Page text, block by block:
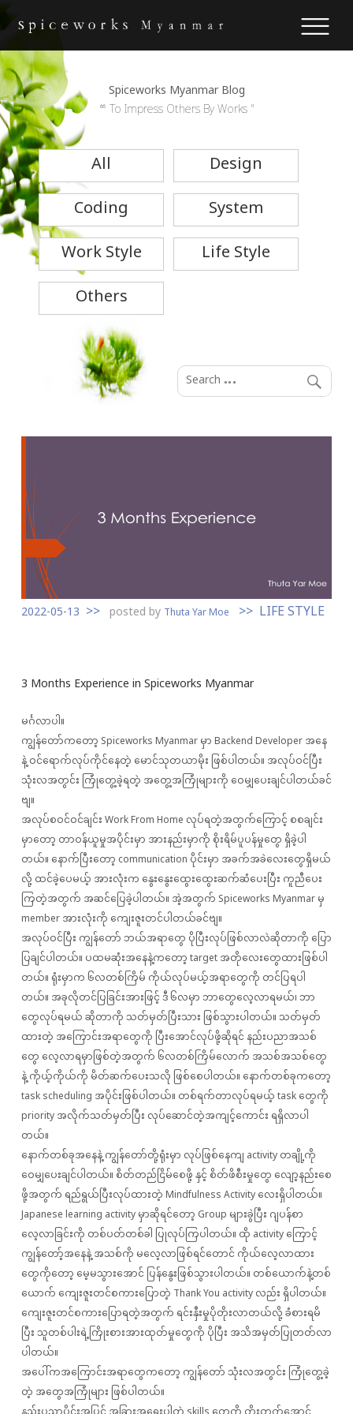
Spiceworks Myanmar Blog
“ To Impress Others By Works "
All
Design
Coding
System
Work Style
Life Style
Others
2022-05-13 posted byThuta Yar Moe LIFE STYLE
3 Months Experience in Spiceworks Myanmar
မင်္ဂလာပါ။
ကျွန်တော်ကတော့ Spiceworks Myanmar မှာ Backend Developer အနေ
နဲ့ ဝင်ရောက်လုပ်ကိုင်နေတဲ့ မောင်သုတယာမိုး ဖြစ်ပါတယ်။ အလုပ်ဝင်ပြီး
သုံးလအတွင်း ကြုံတွေ့ခဲ့ရတဲ့ အတွေ့အကြုံများကို ဝေမျှပေးချင်ပါတယ်ခင်
ဗျ။
အလုပ်စဝင်ဝင်ချင်း Work From Home လုပ်ရတဲ့အတွက်ကြောင့် စစချင်း
မှာတော့ တာဝန်ယူမှုအပိုင်းမှာ အားနည်းမှာကို စိုးရိမ်ပူပန်မှုတွေ ရှိခဲ့ပါ
တယ်။ နောက်ပြီးတော့ communication ပိုင်းမှာ အခက်အခဲလေးတွေရှိမယ်
လို့ ထင်ခဲ့ပေမယ့် အားလုံးက နွေးနွေးထွေးထွေးဆက်ဆံပေးပြီး ကူညီပေး
ကြတဲ့အတွက် အဆင်ပြေခဲ့ပါတယ်။ အဲ့အတွက် Spiceworks Myanmar မှ
member အားလုံးကို ကျေးဇူးတင်ပါတယ်ခင်ဗျ။
အလုပ်ဝင်ပြီး ကျွန်တော် ဘယ်အရာတွေ ပိုပြီးလုပ်ဖြစ်လာလဲဆိုတာကို ပြော
ပြချင်ပါတယ်။ ပထမဆုံးအနေနဲ့ကတော့ target အတိုလေးတွေထားဖြစ်ပါ
တယ်။ ရုံးမှာက ၆လတစ်ကြိမ် ကိုယ်လုပ်မယ့်အရာတွေကို တင်ပြရပါ
တယ်။ အခုလိုတင်ပြခြင်းအားဖြင့် ဒီ ၆လမှာ ဘာတွေလေ့လာရမယ်၊ ဘာ
တွေလုပ်ရမယ် ဆိုတာကို သတ်မှတ်ပြီးသား ဖြစ်သွားပါတယ်။ သတ်မှတ်
ထားတဲ့ အကြောင်းအရာတွေကို ပြီးအောင်လုပ်ဖို့ဆိုရင် နည်းပညာအသစ်
တွေ လေ့လာရမှာဖြစ်တဲ့အတွက် ၆လတစ်ကြိမ်လောက် အသစ်အသစ်တွေ
နဲ့ ကိုယ့်ကိုယ်ကို မိတ်ဆက်ပေးသလို ဖြစ်စေပါတယ်။ နောက်တစ်ခုကတော့
task scheduling အပိုင်းဖြစ်ပါတယ်။ တစ်ရက်တာလုပ်ရမယ့် task တွေကို
priority အလိုက်သတ်မှတ်ပြီး လုပ်ဆောင်တဲ့အကျင့်ကောင်း ရရှိလာပါ
တယ်။
နောက်တစ်ခုအနေနဲ့ ကျွန်တော်တို့ရုံးမှာ လုပ်ဖြစ်နေကျ activity တချို့ကို
ဝေမျှပေးချင်ပါတယ်။ စိတ်တည်ငြိမ်စေဖို့ နှင့် စိတ်ဖိစီးမှုတွေ လျော့နည်းစေ
ဖို့အတွက် ရည်ရွယ်ပြီးလုပ်ထားတဲ့ Mindfulness Activity လေးရှိပါတယ်။
Japanese learning activity မှာဆိုရင်တော့ Group များခွဲပြီး ဂျပန်စာ
လေ့လာခြင်းကို တစ်ပတ်တစ်ခါ ပြုလုပ်ကြပါတယ်။ ထို activity ကြောင့်
ကျွန်တော့်အနေနဲ့ အသစ်ကို မလေ့လာဖြစ်ရင်တောင် ကိုယ်လေ့လာထား
တွေကိုတော့ မေ့မသွားအောင် ပြန်နွေးဖြစ်သွားပါတယ်။ တစ်ယောက်နဲ့တစ်
ယောက် ကျေးဇူးတင်စကားပြောတဲ့ Thank You activity လည်း ရှိပါတယ်။
ကျေးဇူးတင်စကားပြောရတဲ့အတွက် ရင်းနှီးမှုပိုတိုးလာတယ်လို့ ခံစားရမိ
ပြီး သူတစ်ပါးရဲ့ကြိုးစားအားထုတ်မှုတွေကို ပိုပြီး အသိအမှတ်ပြုတတ်လာ
ပါတယ်။
အပေါ်ကအကြောင်းအရာတွေကတော့ ကျွန်တော် သုံးလအတွင်း ကြုံတွေ့ခဲ့
တဲ့ အတွေအကြုံများ ဖြစ်ပါတယ်။